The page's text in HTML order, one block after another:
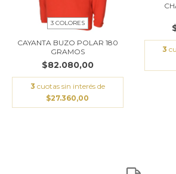
3 COLORES
CAYANTA BUZO POLAR 180
GRAMOS
$82.080,00
3 cuotas sin interés de
$27.360,00
3